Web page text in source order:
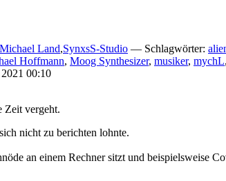
Land,SynxsS-Studio — Schlagwörter:
Hoffmann, Moog Synthesizer, musiker, mychL,
00:10
Zeit vergeht.
nicht zu berichten lohnte.
an einem Rechner sitzt und beispielsweise